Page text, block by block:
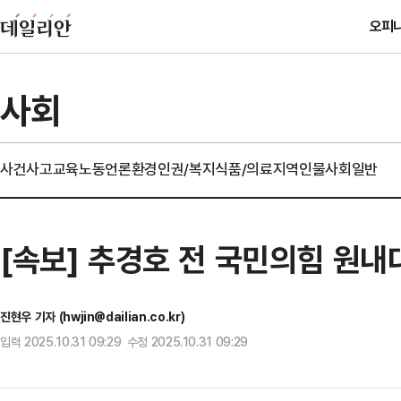
오피
사회
사건사고교육노동언론환경인권/복지식품/의료지역인물사회일반
[속보] 추경호 전 국민의힘 원
진현우 기자 (hwjin@dailian.co.kr)
입력 2025.10.31 09:29 수정 2025.10.31 09:29